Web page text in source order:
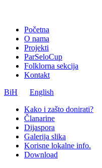
Početna
O nama
Projekti
ParSeloCup
Folklorna sekcija
Kontakt
BiH
English
Kako i zašto donirati?
Članarine
Dijaspora
Galerija slika
Korisne lokalne info.
Download